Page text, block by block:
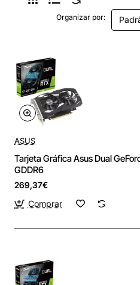
Organizar por:
ASUS
Tarjeta Gráfica Asus Dual
GDDR6
269,37€
Comprar